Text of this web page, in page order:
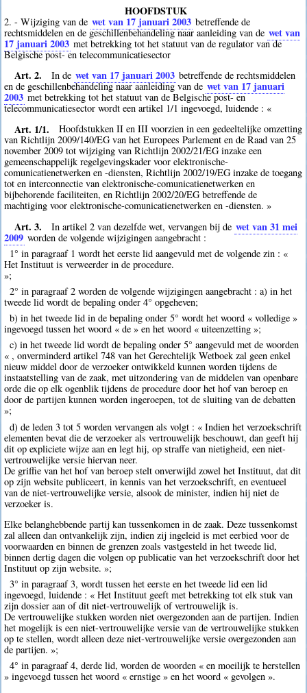
HOOFDSTUK
2. - Wijziging van de wet van 17 januari 2003 betreffende de
rechtsmiddelen en de geschillenbehandeling naar aanleiding van de wet van
17 januari 2003 met betrekking tot het statuut van de regulator van de
Belgische post- en telecommunicatiesector
Art. 2. In de wet van 17 januari 2003 betreffende de rechtsmiddelen
en de geschillenbehandeling naar aanleiding van de wet van 17 januari
2003 met betrekking tot het statuut van de Belgische post- en
telecommunicatiesector wordt een artikel 1/1 ingevoegd, luidende : «
Art. 1/1.
Hoofdstukken II en III voorzien in een gedeeltelijke omzetting
van Richtlijn 2009/140/EG van het Europees Parlement en de Raad van 25
november 2009 tot wijziging van Richtlijn 2002/21/EG inzake een
gemeenschappelijk regelgevingskader voor elektronische-
comunicatienetwerken en -diensten, Richtlijn 2002/19/EG inzake de toegang
tot en interconnectie van elektronische-comunicatienetwerken en
bijbehorende faciliteiten, en Richtlijn 2002/20/EG betreffende de
machtiging voor elektronische-comunicatienetwerken en -diensten. »
Art. 3. In artikel 2 van dezelfde wet, vervangen bij de wet van 31 mei
2009 worden de volgende wijzigingen aangebracht :
1° in paragraaf 1 wordt het eerste lid aangevuld met de volgende zin : «
Het Instituut is verweerder in de procedure.
»;
2° in paragraaf 2 worden de volgende wijzigingen aangebracht : a) in het
tweede lid wordt de bepaling onder 4° opgeheven;
b) in het tweede lid in de bepaling onder 5° wordt het woord « volledige »
ingevoegd tussen het woord « de » en het woord « uiteenzetting »;
c) in het tweede lid wordt de bepaling onder 5° aangevuld met de woorden
« , onverminderd artikel 748 van het Gerechtelijk Wetboek zal geen enkel
nieuw middel door de verzoeker ontwikkeld kunnen worden tijdens de
instaatstelling van de zaak, met uitzondering van de middelen van openbare
orde die op elk ogenblik tijdens de procedure door het hof van beroep en
door de partijen kunnen worden ingeroepen, tot de sluiting van de debatten
»;
d) de leden 3 tot 5 worden vervangen als volgt : « Indien het verzoekschrift
elementen bevat die de verzoeker als vertrouwelijk beschouwt, dan geeft hij
dit op expliciete wijze aan en legt hij, op straffe van nietigheid, een niet-
vertrouwelijke versie hiervan neer.
De griffie van het hof van beroep stelt onverwijld zowel het Instituut, dat dit
op zijn website publiceert, in kennis van het verzoekschrift, en eventueel
van de niet-vertrouwelijke versie, alsook de minister, indien hij niet de
verzoeker is.
Elke belanghebbende partij kan tussenkomen in de zaak. Deze tussenkomst
zal alleen dan ontvankelijk zijn, indien zij ingeleid is met eerbied voor de
voorwaarden en binnen de grenzen zoals vastgesteld in het tweede lid,
binnen dertig dagen die volgen op publicatie van het verzoekschrift door het
Instituut op zijn website. »;
3° in paragraaf 3, wordt tussen het eerste en het tweede lid een lid
ingevoegd, luidende : « Het Instituut geeft met betrekking tot elk stuk van
zijn dossier aan of dit niet-vertrouwelijk of vertrouwelijk is.
De vertrouwelijke stukken worden niet overgezonden aan de partijen. Indien
het mogelijk is een niet-vertrouwelijke versie van de vertrouwelijke stukken
op te stellen, wordt alleen deze niet-vertrouwelijke versie overgezonden aan
de partijen. »;
4° in paragraaf 4, derde lid, worden de woorden « en moeilijk te herstellen
» ingevoegd tussen het woord « ernstige » en het woord « gevolgen ».